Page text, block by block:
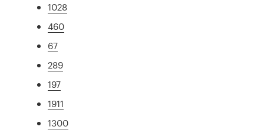
1028
460
67
289
197
1911
1300